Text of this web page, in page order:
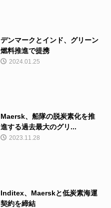
デンマークとインド、グリーン
燃料推進で提携
2024.01.25
Maersk、船隊の脱炭素化を推
進する過去最大のグリ...
2023.11.28
Inditex、Maerskと低炭素海運
契約を締結